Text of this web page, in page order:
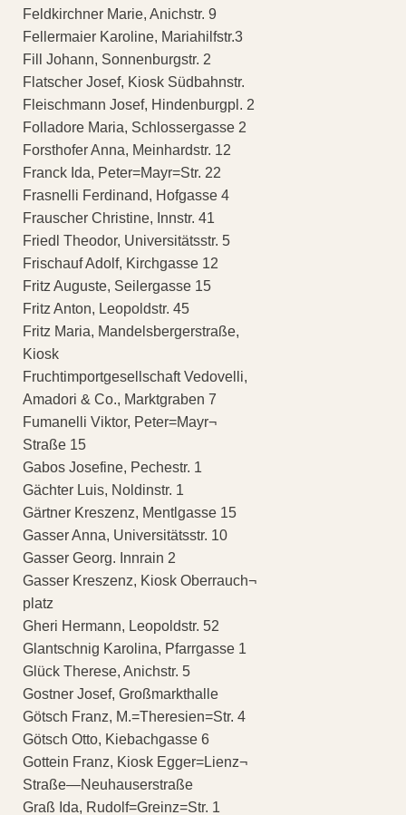
Feldkirchner Marie, Anichstr. 9
Fellermaier Karoline, Mariahilfstr.3
Fill Johann, Sonnenburgstr. 2
Flatscher Josef, Kiosk Südbahnstr.
Fleischmann Josef, Hindenburgpl. 2
Folladore Maria, Schlossergasse 2
Forsthofer Anna, Meinhardstr. 12
Franck Ida, Peter=Mayr=Str. 22
Frasnelli Ferdinand, Hofgasse 4
Frauscher Christine, Innstr. 41
Friedl Theodor, Universitätsstr. 5
Frischauf Adolf, Kirchgasse 12
Fritz Auguste, Seilergasse 15
Fritz Anton, Leopoldstr. 45
Fritz Maria, Mandelsbergerstraße,
Kiosk
Fruchtimportgesellschaft Vedovelli,
Amadori & Co., Marktgraben 7
Fumanelli Viktor, Peter=Mayr¬
Straße 15
Gabos Josefine, Pechestr. 1
Gächter Luis, Noldinstr. 1
Gärtner Kreszenz, Mentlgasse 15
Gasser Anna, Universitätsstr. 10
Gasser Georg. Innrain 2
Gasser Kreszenz, Kiosk Oberrauch¬
platz
Gheri Hermann, Leopoldstr. 52
Glantschnig Karolina, Pfarrgasse 1
Glück Therese, Anichstr. 5
Gostner Josef, Großmarkthalle
Götsch Franz, M.=Theresien=Str. 4
Götsch Otto, Kiebachgasse 6
Gottein Franz, Kiosk Egger=Lienz¬
Straße—Neuhauserstraße
Graß Ida, Rudolf=Greinz=Str. 1